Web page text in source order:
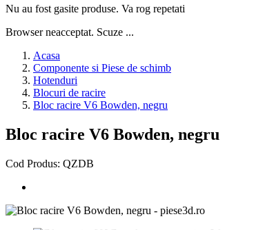
Nu au fost gasite produse. Va rog repetati
Browser neacceptat. Scuze ...
Acasa
Componente si Piese de schimb
Hotenduri
Blocuri de racire
Bloc racire V6 Bowden, negru
Bloc racire V6 Bowden, negru
Cod Produs: QZDB